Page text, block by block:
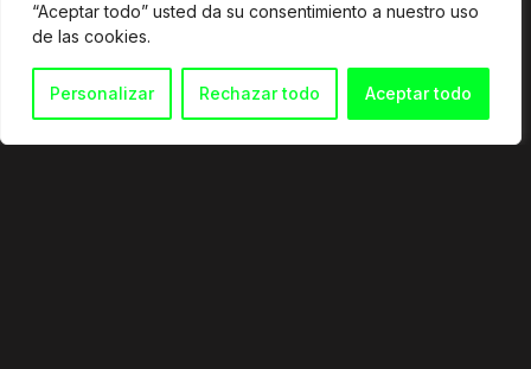
“Aceptar todo” usted da su consentimiento a nuestro uso
de las cookies.
Personalizar Rechazar todo Aceptar todo